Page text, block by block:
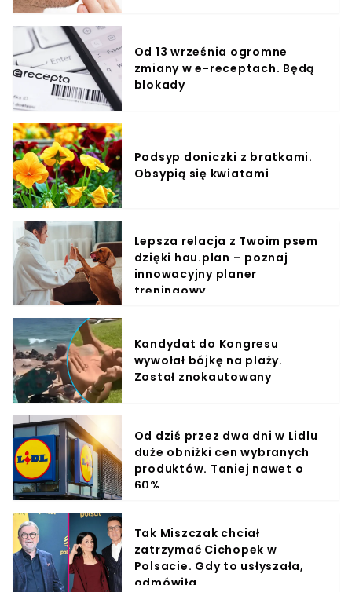
Od 13 września ogromne
zmiany w e-receptach. Będą
blokady
Podsyp doniczki z bratkami.
Obsypią się kwiatami
Lepsza relacja z Twoim psem
dzięki hau.plan – poznaj
innowacyjny planer
treningowy
Kandydat do Kongresu
wywołał bójkę na plaży.
Został znokautowany
Od dziś przez dwa dni w Lidlu
duże obniżki cen wybranych
produktów. Taniej nawet o
60%
Tak Miszczak chciał
zatrzymać Cichopek w
Polsacie. Gdy to usłyszała,
odmówiła